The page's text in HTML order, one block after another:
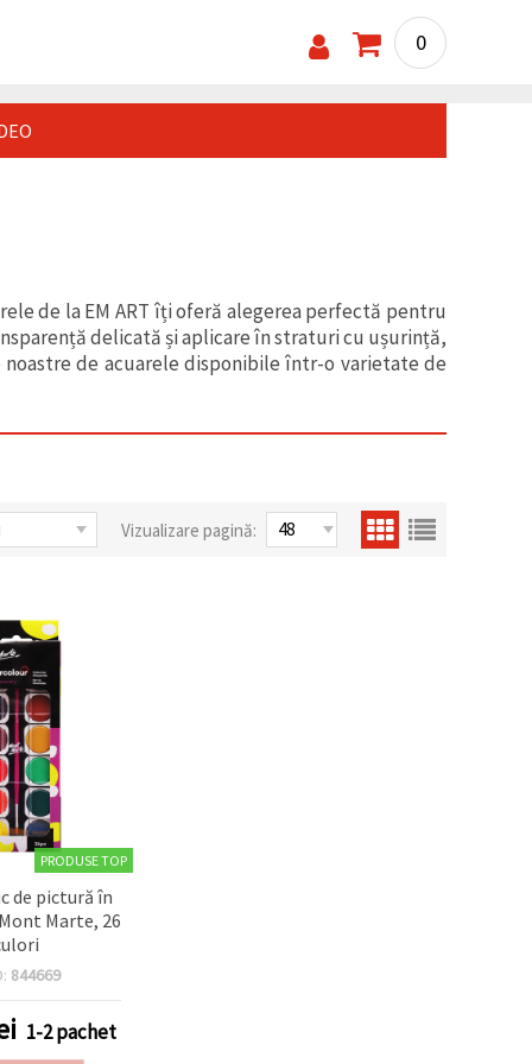
0
de la EM ART îți oferă alegerea perfectă pentru
delicată și aplicare în straturi cu ușurință,
de acuarele disponibile într-o varietate de
Vizualizare pagină:
PRODUSE TOP
de pictură în
Marte, 26
844669
1-2 pachet